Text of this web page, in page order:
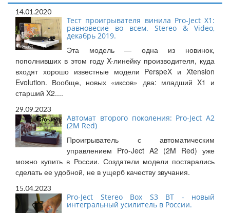
14.01.2020
Тест проигрывателя винила Pro-Ject X1:
равновесие во всем. Stereo & Video,
декабрь 2019.
Эта модель — одна из новинок,
пополнивших в этом году X-линейку производителя, куда
входят хорошо известные модели PerspeX и Xtension
Evolution. Вообще, новых «иксов» два: младший X1 и
старший X2....
29.09.2023
Автомат второго поколения: Pro-Ject A2
(2M Red)
Проигрыватель с автоматическим
управлением Pro-Ject A2 (2M Red) уже
можно купить в России. Создатели модели постарались
сделать ее удобной, не в ущерб качеству звучания.
15.04.2023
Pro-Ject Stereo Box S3 BT - новый
интегральный усилитель в России.